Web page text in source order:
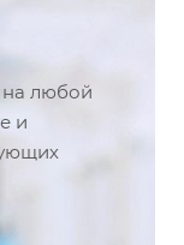
на любой
и